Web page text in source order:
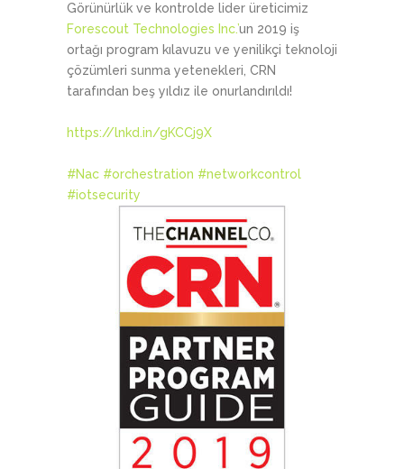
Görünürlük ve kontrolde lider üreticimiz
Forescout Technologies Inc.’un 2019 iş
ortağı program kılavuzu ve yenilikçi teknoloji
çözümleri sunma yetenekleri, CRN
tarafından beş yıldız ile onurlandırıldı!
https://lnkd.in/gKCCj9X
#Nac #orchestration #networkcontrol
#iotsecurity